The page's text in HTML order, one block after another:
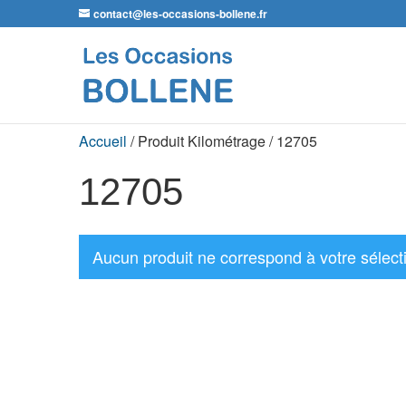
contact@les-occasions-bollene.fr
Accueil / Produit Kilométrage / 12705
12705
Aucun produit ne correspond à votre